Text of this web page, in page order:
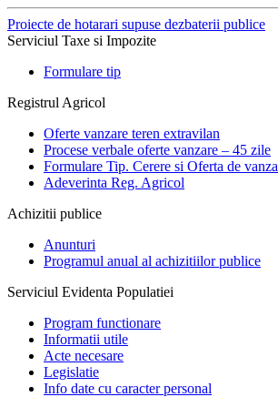
Proiecte de hotarari supuse dezbaterii publice
Serviciul Taxe si Impozite
Formulare tip
Registrul Agricol
Oferte vanzare teren extravilan
Procese verbale oferte vanzare – 45 zile
Formulare Tip. Cerere si Oferta de
Adeverinta Reg. Agricol
Achizitii publice
Anunturi
Programul anual al achizitiilor publice
Serviciul Evidenta Populatiei
Program functionare
Informatii utile
Acte necesare
Legislatie
Info date cu caracter personal